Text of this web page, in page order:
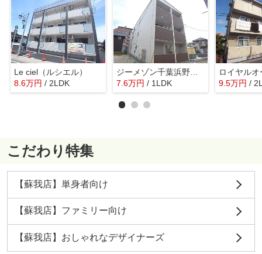
Le ciel（ルシエル）
8.6万円 / 2LDK
ジーメゾン千葉浜野クオリ
7.6万円 / 1LDK
ロイヤルオ
9.5万円 /
こだわり特集
【蘇我店】単身者向け
【蘇我店】ファミリー向け
【蘇我店】おしゃれなデザイナーズ